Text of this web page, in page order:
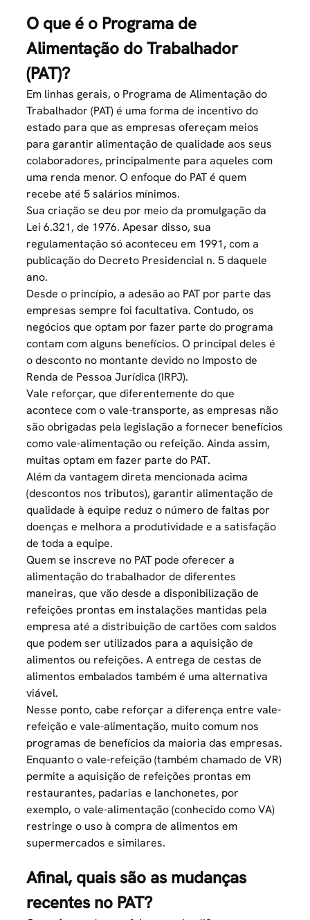
O que é o Programa de
Alimentação do Trabalhador
(PAT)?
Em linhas gerais, o Programa de Alimentação do
Trabalhador (PAT)é uma forma de incentivo do
estado para que as empresas ofereçam meios
para garantir alimentação de qualidade aos seus
colaboradores, principalmente para aqueles com
uma renda menor. O enfoque do PAT é quem
recebe até 5 salários mínimos.
Sua criação se deu por meio da promulgação da
Lei 6.321, de 1976. Apesar disso, sua
regulamentação só aconteceu em 1991,com a
publicação do Decreto Presidencial n. 5 daquele
ano.
Desde o princípio, a adesão ao PAT por parte das
empresas sempre foi facultativa. Contudo, os
negócios que optam por fazer parte do programa
contam com alguns benefícios. O principal deles é
o desconto no montante devido no Imposto de
Renda de Pessoa Jurídica (IRPJ).
Vale reforçar, que diferentemente do que
acontece com o vale-transporte, as empresas não
são obrigadas pela legislação a fornecer benefícios
como vale-alimentação ou refeição. Ainda assim,
muitas optam em fazer parte do PAT.
Além davantagemdireta mencionada acima
(descontos nos tributos), garantir alimentação de
qualidade à equipe reduz o número de faltas por
doenças e melhora a produtividade e a satisfação
de toda a equipe.
Quem se inscreve no PAT pode oferecer a
alimentação do trabalhador de diferentes
maneiras, que vão desde a disponibilização de
refeições prontas em instalações mantidas pela
empresa até a distribuição de cartões com saldos
que podem ser utilizados para a aquisição de
alimentos ou refeições. A entrega decestas de
alimentosembalados também é uma alternativa
viável.
Nesse ponto, cabe reforçar adiferença entre vale-
refeição e vale-alimentação, muito comum nos
programas de benefícios da maioria das empresas.
Enquanto o vale-refeição (também chamado de VR)
permite a aquisição de refeições prontas em
restaurantes, padarias e lanchonetes, por
exemplo, o vale-alimentação (conhecido como VA)
restringe o uso à compra de alimentos em
supermercados e similares.
Afinal, quais são as mudanças
recentes no PAT?